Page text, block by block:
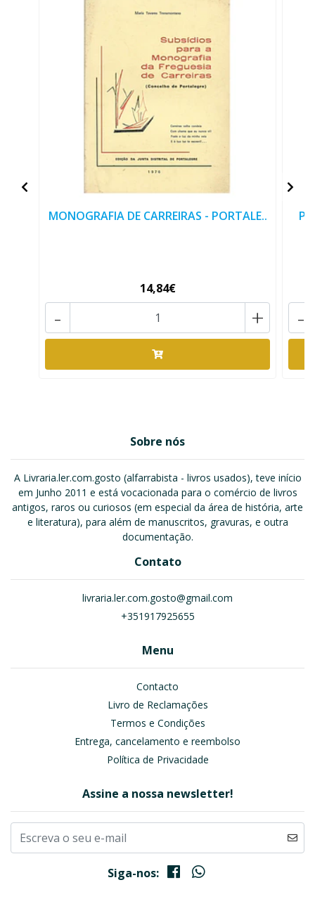
MONOGRAFIA DE CARREIRAS - PORTALE..
14,84€
+
- -
Sobre nós
A Livraria.ler.com.gosto (alfarrabista - livros usados), teve início
em Junho 2011 e está vocacionada para o comércio de livros
antigos, raros ou curiosos (em especial da área de história, arte
e literatura), para além de manuscritos, gravuras, e outra
documentação.
Contato
livraria.ler.com.gosto@gmail.com
+351917925655
Menu
Contacto
Livro de Reclamações
Termos e Condições
Entrega, cancelamento e reembolso
Política de Privacidade
Assine a nossa newsletter!
Siga-nos: